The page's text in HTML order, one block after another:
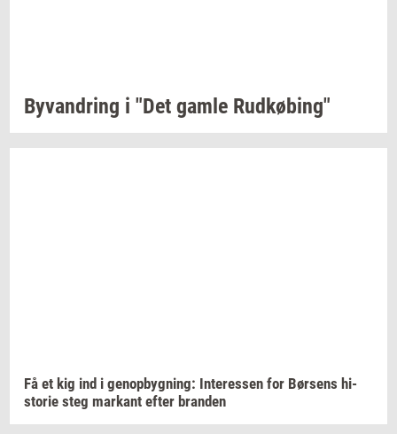
Byvan­dring i "Det gamle Rud­kø­bing"
Få et kig ind i genop­byg­ning: In­ter­es­sen for Bør­sens hi­
sto­rie steg mar­kant efter bran­den